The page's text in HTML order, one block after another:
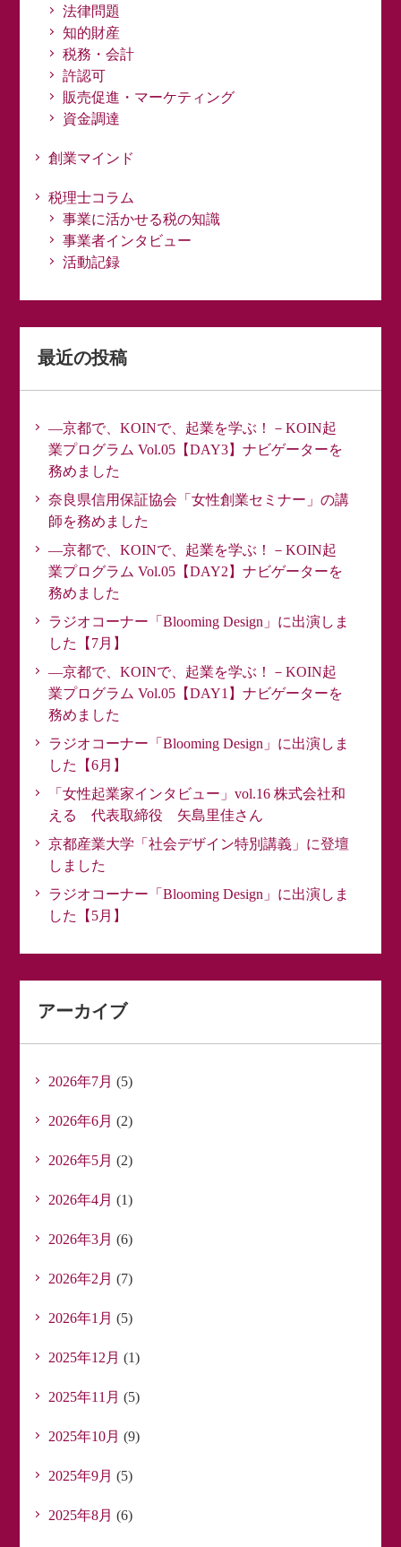
法律問題
知的財産
税務・会計
許認可
販売促進・マーケティング
資金調達
創業マインド
税理士コラム
事業に活かせる税の知識
事業者インタビュー
活動記録
最近の投稿
―京都で、KOINで、起業を学ぶ！－KOIN起
業プログラム Vol.05【DAY3】ナビゲーターを
務めました
奈良県信用保証協会「女性創業セミナー」の講
師を務めました
―京都で、KOINで、起業を学ぶ！－KOIN起
業プログラム Vol.05【DAY2】ナビゲーターを
務めました
ラジオコーナー「Blooming Design」に出演しま
した【7月】
―京都で、KOINで、起業を学ぶ！－KOIN起
業プログラム Vol.05【DAY1】ナビゲーターを
務めました
ラジオコーナー「Blooming Design」に出演しま
した【6月】
「女性起業家インタビュー」vol.16 株式会社和
える 代表取締役 矢島里佳さん
京都産業大学「社会デザイン特別講義」に登壇
しました
ラジオコーナー「Blooming Design」に出演しま
した【5月】
アーカイブ
2026年7月 (5)
2026年6月 (2)
2026年5月 (2)
2026年4月 (1)
2026年3月 (6)
2026年2月 (7)
2026年1月 (5)
2025年12月 (1)
2025年11月 (5)
2025年10月 (9)
2025年9月 (5)
2025年8月 (6)